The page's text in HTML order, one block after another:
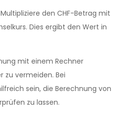
Multipliziere den CHF-Betrag mit
Dies ergibt den Wert in
mit einem Rechner
zu vermeiden. Bei
sein, die Berechnung von
zu lassen.